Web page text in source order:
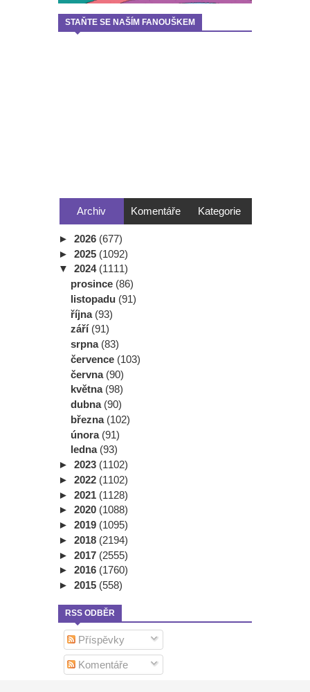
STAŇTE SE NAŠÍM FANOUŠKEM
Archiv Komentáře Kategorie
► 2026 (677)
► 2025 (1092)
▼ 2024 (1111)
prosince (86)
listopadu (91)
října (93)
září (91)
srpna (83)
července (103)
června (90)
května (98)
dubna (90)
března (102)
února (91)
ledna (93)
► 2023 (1102)
► 2022 (1102)
► 2021 (1128)
► 2020 (1088)
► 2019 (1095)
► 2018 (2194)
► 2017 (2555)
► 2016 (1760)
► 2015 (558)
RSS ODBĚR
Příspěvky
Komentáře